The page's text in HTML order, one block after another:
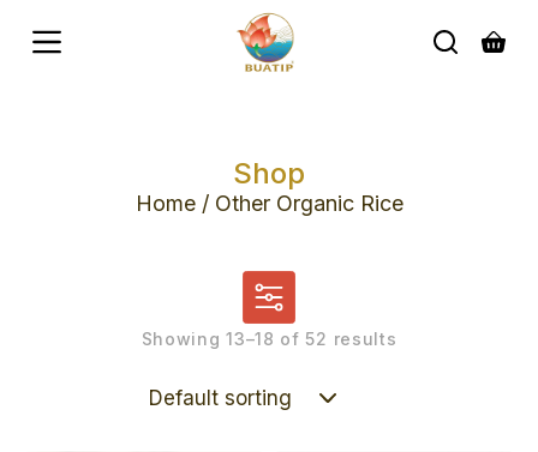
k
Shop
Home/ Other Organic Rice
Showing 13–18 of 52 results